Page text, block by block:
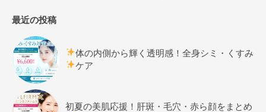
最近の投稿
体の内側から輝く透明感！全身シミ・くすみ
ケア
初夏の美肌応援！肝斑・毛穴・赤ら顔をまとめ